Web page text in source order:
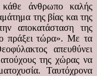
άνθρωπο καλής
της βίας και της
αποκατάσταση της
πράξει τώρα». Με τα
απευθύνει
της χώρας να
Ταυτόχρονα